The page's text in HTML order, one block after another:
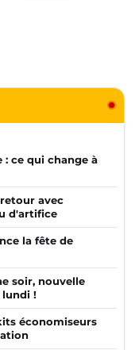
ce qui change à
avec
d'artifice
la fête de
soir, nouvelle
lundi !
économiseurs